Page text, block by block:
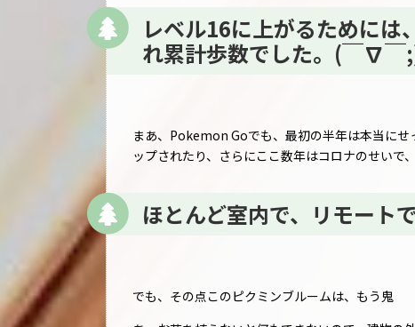
レベル16に上がるためには
れ累計歩数でした。(￣∇￣
まあ、Pokemon Goでも、最初の半年は本当に
ップされたり、さらにここ数年はコロナのせいで、
ほとんど室内で、リモート
でも、その点このピクミンブルームは、もう鬼